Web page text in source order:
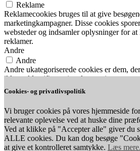
Cookies- og privatlivspolitik
Vi bruger cookies på vores hjemmeside
relevante oplevelse ved at huske dine
Ved at klikke på "Accepter alle" giver du
ALLE cookies. Du kan dog besøge
at give et kontrolleret samtykke. Læs
Reklame
Reklamecookies bruges til at give
marketingkampagner. Disse cookies
websteder og indsamler oplysninger for at
reklamer.
Andre
Andre
Andre ukategoriserede cookies er dem,
ikke er klassificeret i en kategori.
Nødvendig
Nødvendig
Nødvendige cookies er absolut
fungerer korrekt. Disse cookies sikrer
sikkerhedsfunktioner på hjemmesiden,
GEM & ACCEPTÈR